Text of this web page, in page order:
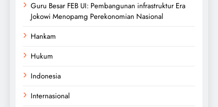
Guru Besar FEB UI: Pembangunan infrastruktur Era
Jokowi Menopamg Perekonomian Nasional
Hankam
Hukum
Indonesia
Internasional